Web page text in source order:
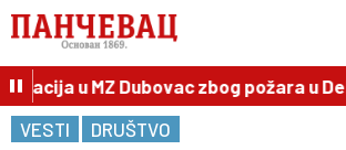
u MZ Dubovac zbog požara u
VESTI
DRUŠTVO